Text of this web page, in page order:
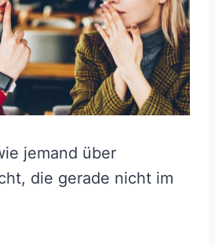
jemand über
die gerade nicht im